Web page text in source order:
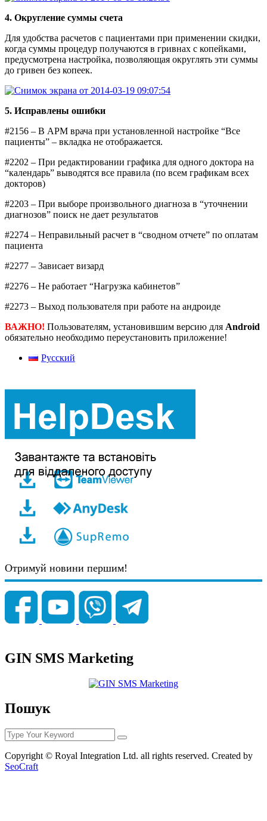
4. Округление суммы счета
Для удобства расчетов с пациентами при применении скидки,
когда суммы процедур получаются в гривнах с копейками,
предусмотрена настройка, позволяющая округлять эти суммы
до гривен без копеек.
5. Исправлены ошибки
#2156 – В АРМ врача при установленной настройке “Все
пациенты” – вкладка не отображается.
#2202 – При редактировании графика для одного доктора на
“календарь” выводятся все правила (по всем графикам всех
докторов)
#2203 – При выборе произвольного диагноза в “уточнении
диагнозов” поиск не дает результатов
#2274 – Неправильный расчет в “сводном отчете” по оплатам
пациента
#2277 – Зависает визард
#2276 – Не работает “Нагрузка кабинетов”
#2273 – Выход пользователя при работе на андроиде
ВАЖНО! Пользователям, установившим версию для Android
обязательно необходимо переустановить приложение!
Русский
Отримуй новини першим!
GIN SMS Marketing
Пошук
Copyright © Royal Integration Ltd. all rights reserved. Created by
SeoCraft